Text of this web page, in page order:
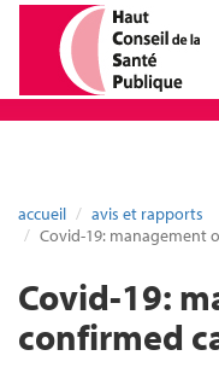
accueil
avis et rapports
Covid-19: management
Covid-19:
confirmed